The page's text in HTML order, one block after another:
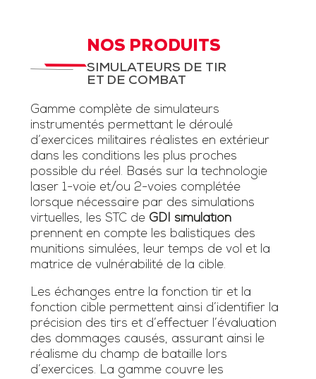
NOS PRODUITS
SIMULATEURS DE TIR
ET DE COMBAT
Gamme complète de simulateurs
instrumentés permettant le déroulé
d’exercices militaires réalistes en extérieur
dans les conditions les plus proches
possible du réel. Basés sur la technologie
laser 1-voie et/ou 2-voies complétée
lorsque nécessaire par des simulations
virtuelles, les STC de GDI simulation
prennent en compte les balistiques des
munitions simulées, leur temps de vol et la
matrice de vulnérabilité de la cible.
Les échanges entre la fonction tir et la
fonction cible permettent ainsi d’identifier la
précision des tirs et d’effectuer l’évaluation
des dommages causés, assurant ainsi le
réalisme du champ de bataille lors
d’exercices. La gamme couvre les